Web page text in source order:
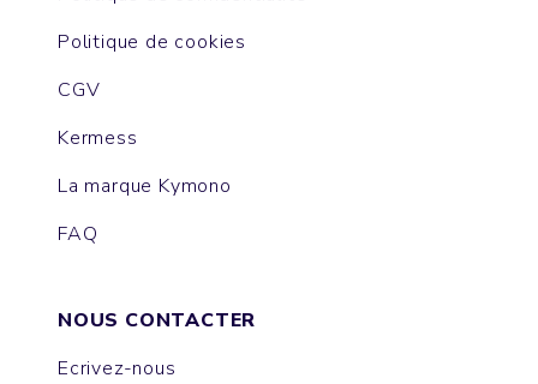
Politique de cookies
CGV
Kermess
La marque Kymono
FAQ
NOUS CONTACTER
Ecrivez-nous